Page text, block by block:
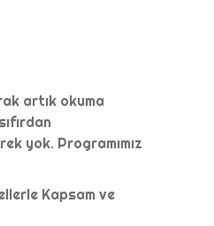
artık okuma
yok. Programımız
Kapsam ve